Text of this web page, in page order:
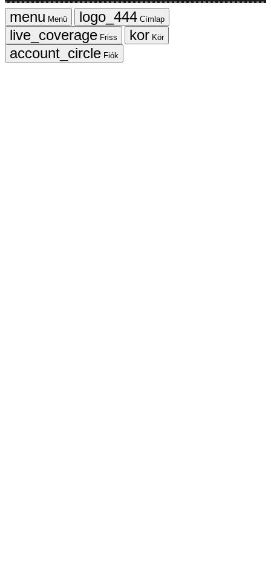
Menü
Címlap
Friss
Kör
Fiók